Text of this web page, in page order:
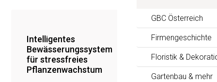
GBC Österreich
Firmengeschichte
Floristik &
Gartenbau & mehr
Intelligentes
Bewässerungssystem
für stressfreies
Pflanzenwachstum